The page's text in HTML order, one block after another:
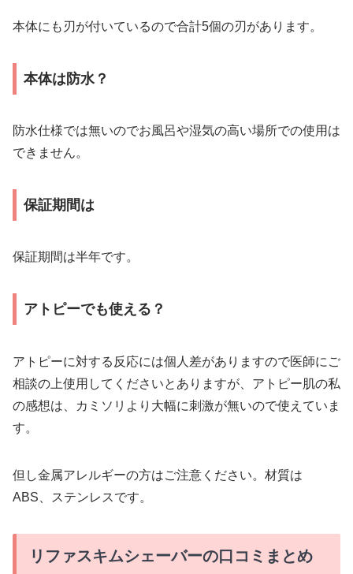
本体にも刃が付いているので合計5個の刃があります。
本体は防水？
防水仕様では無いのでお風呂や湿気の高い場所での使用は
できません。
保証期間は
保証期間は半年です。
アトピーでも使える？
アトピーに対する反応には個人差がありますので医師にご
相談の上使用してくださいとありますが、アトピー肌の私
の感想は、カミソリより大幅に刺激が無いので使えていま
す。
但し金属アレルギーの方はご注意ください。材質は
ABS、ステンレスです。
リファスキムシェーバーの口コミまとめ